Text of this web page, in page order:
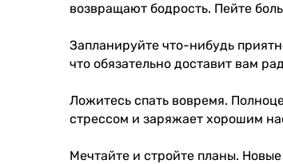
возвращают бодрость. Пейте
Запланируйте что-нибудь
что обязательно доставит вам
Ложитесь спать вовремя.
стрессом и заряжает хорошим
Мечтайте и стройте планы.